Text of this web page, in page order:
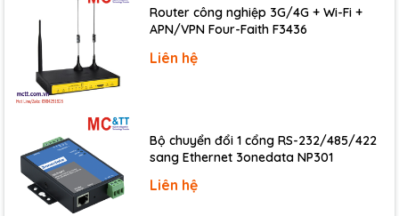
(ST-Type) (RoHS)Router công nghiệp 3G/4G + Wi-Fi +
APN/VPN Four-Faith F3436
Liên hệ
Bộ chuyển đổi 1 cổng RS-232/485/422
sang Ethernet 3onedata NP301
Liên hệ